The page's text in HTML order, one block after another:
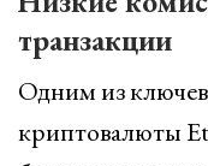
транзакции
Одним из
криптовалюты